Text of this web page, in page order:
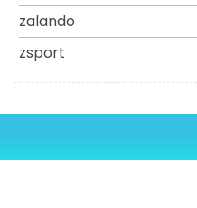
zalando
zsport